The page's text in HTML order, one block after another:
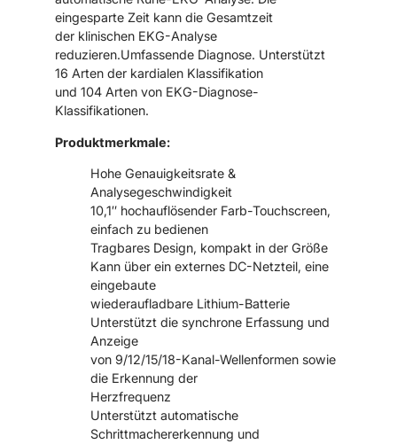
eingesparte Zeit kann die Gesamtzeit
der klinischen EKG-Analyse
reduzieren.Umfassende Diagnose. Unterstützt
16 Arten der kardialen Klassifikation
und 104 Arten von EKG-Diagnose-
Klassifikationen.
Produktmerkmale:
Hohe Genauigkeitsrate &
Analysegeschwindigkeit
10,1″ hochauflösender Farb-Touchscreen,
einfach zu bedienen
Tragbares Design, kompakt in der Größe
Kann über ein externes DC-Netzteil, eine
eingebaute
wiederaufladbare Lithium-Batterie
Unterstützt die synchrone Erfassung und
Anzeige
von 9/12/15/18-Kanal-Wellenformen sowie
die Erkennung der
Herzfrequenz
Unterstützt automatische
Schrittmachererkennung und